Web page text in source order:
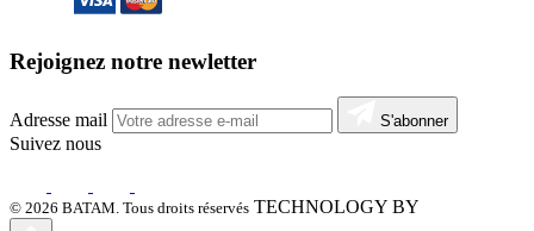
Rejoignez notre newletter
Adresse mail S'abonner
Suivez nous
© 2026 BATAM. Tous droits réservés TECHNOLOGY BY